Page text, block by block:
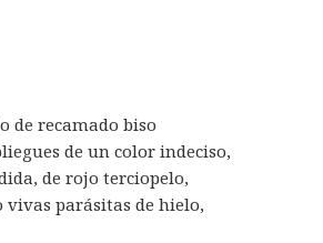
de recamado biso
de un color indeciso,
de rojo terciopelo,
vivas parásitas de hielo,